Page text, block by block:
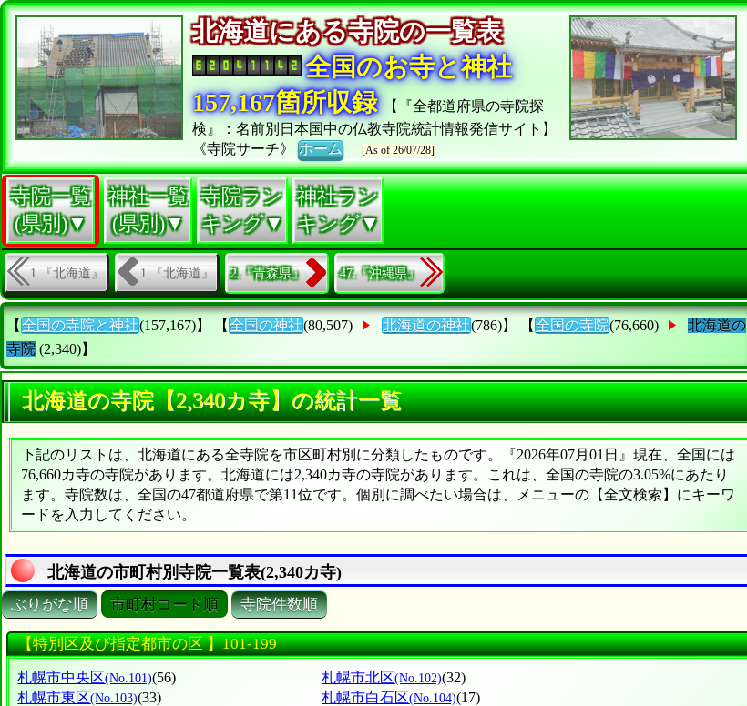
北海道にある寺院の一覧表
全国のお寺と神社
157,167箇所収録
【『全都道府県の寺院探
検』：名前別日本国中の仏教寺院統計情報発信サイト】
《寺院サーチ》ホーム [As of 26/07/28]
寺院一覧
(県別)▼
神社一覧
(県別)▼
寺院ラン
キング▼
神社ラン
キング▼
1.『北海道』 1.『北海道』 2.『青森県』 47.『沖縄県』
【 全国の寺院と神社(157,167)】 【 全国の神社(80,507) 北海道の神社(786)】 【 全国の寺院(76,660)
北海道の
寺院 (2,340)】
北海道の寺院【2,340カ寺】の統計一覧
下記のリストは、北海道にある全寺院を市区町村別に分類したものです。『2026年07月01日』現在、全国には
76,660カ寺の寺院があります。北海道には2,340カ寺の寺院があります。これは、全国の寺院の3.05%にあたり
ます。寺院数は、全国の47都道府県で第11位です。個別に調べたい場合は、メニューの【全文検索】にキーワ
ードを入力してください。
北海道の市町村別寺院一覧表(2,340カ寺)
ぶりがな順 市町村コード順 寺院件数順
【特別区及び指定都市の区 】101-199
札幌市中央区(No.101)(56) 札幌市北区(No.102)(32)
札幌市東区(No.103)(33) 札幌市白石区(No.104)(17)